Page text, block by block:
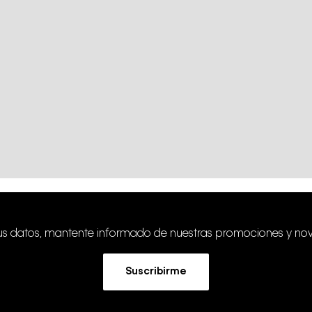
datos, mantente informado de nuestras promociones y
Suscribirme